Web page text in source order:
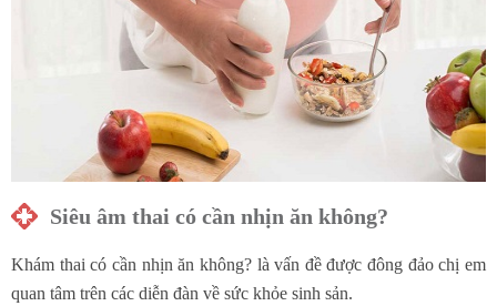
Siêu âm thai có cần nhịn ăn không?
Khám thai có cần nhịn ăn không? là vấn đề được đông đảo chị em
quan tâm trên các diễn đàn về sức khỏe sinh sản.